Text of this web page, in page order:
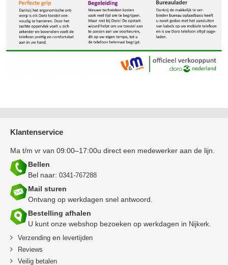
Klantenservice
Ma t/m vr van 09:00–17:00u direct een medewerker aan de lijn.
Bellen
Bel naar: 0341-767288
Mail sturen
Ontvang op werkdagen snel antwoord.
Bestelling afhalen
U kunt onze webshop bezoeken op werkdagen in Nijkerk.
Verzending en levertijden
Reviews
Veilig betalen